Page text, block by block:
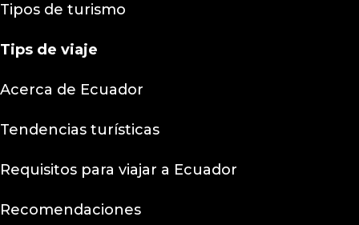
Tipos de turismo
Tips de viaje
Acerca de Ecuador
Tendencias turísticas
Requisitos para viajar a Ecuador
Recomendaciones